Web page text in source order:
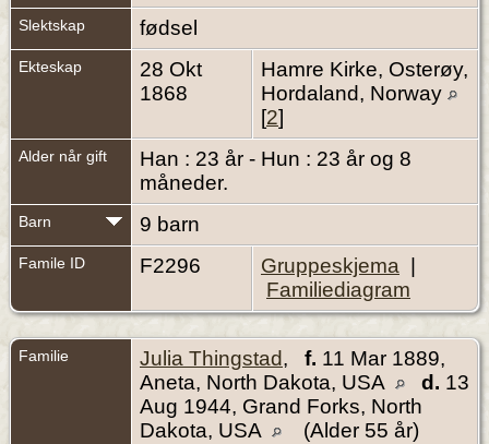
Slektskap fødsel
Ekteskap
28 Okt
1868
Hamre Kirke, Osterøy,
Hordaland, Norway
[2]
Alder når gift
Han : 23 år - Hun : 23 år og 8
måneder.
Barn 9 barn
Famile ID F2296 Gruppeskjema
Familiediagram
Familie Julia Thingstad, f. 11 Mar 1889,
Aneta, North Dakota, USA
d. 13
Aug 1944, Grand Forks, North
Dakota, USA
(Alder 55 år)